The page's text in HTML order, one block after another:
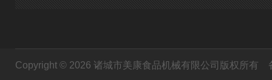
Copyright © 2026 诸城市美康食品机械有限公司版权所有